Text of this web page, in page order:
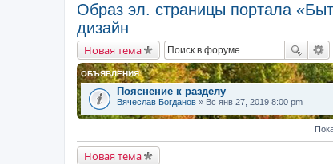
Образ эл. страницы портала
дизайн
Новая тема
ОБЪЯВЛЕНИЯ
Пояснение к разделу
Вячеслав Богданов » Вс янв 27, 2019 8:00 pm
Новая тема